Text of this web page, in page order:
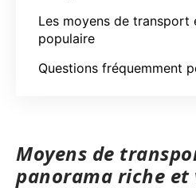
Les moyens de transport
populaire
Questions fréquemment
Moyens de
panorama riche et